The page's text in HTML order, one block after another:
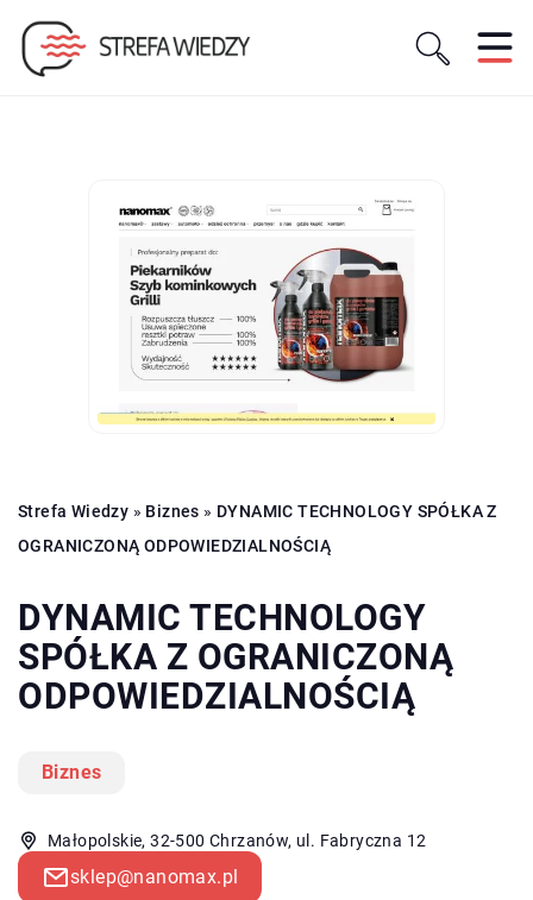
Strefa Wiedzy » Biznes » DYNAMIC TECHNOLOGY SPÓŁKA Z
OGRANICZONĄ ODPOWIEDZIALNOŚCIĄ
DYNAMIC TECHNOLOGY
SPÓŁKA Z OGRANICZONĄ
ODPOWIEDZIALNOŚCIĄ
Biznes
Małopolskie, 32-500 Chrzanów, ul. Fabryczna 12
sklep@nanomax.pl